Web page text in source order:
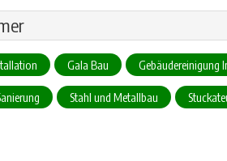
Gala Bau Gebäudereinigung
Stahl und Metallbau